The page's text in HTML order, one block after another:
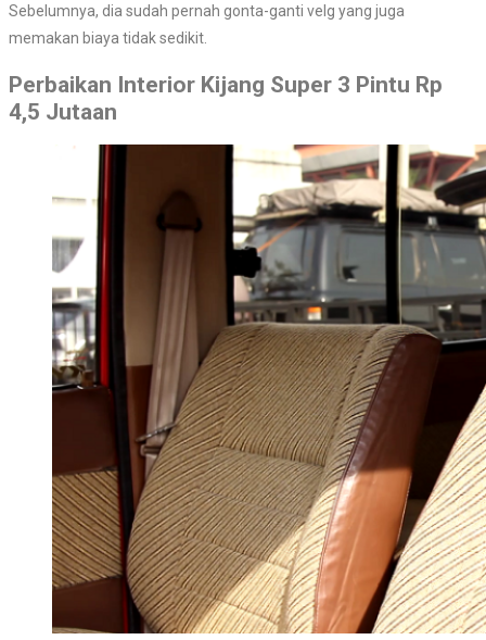
Sebelumnya, dia sudah pernah gonta-ganti velg yang juga
memakan biaya tidak sedikit.
Perbaikan Interior Kijang Super 3 Pintu Rp
4,5 Jutaan